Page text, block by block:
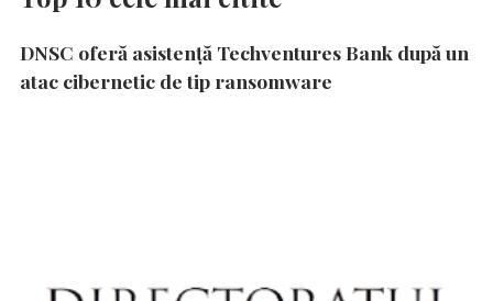
DNSC oferă asistență Techventures Bank după un
atac cibernetic de tip ransomware